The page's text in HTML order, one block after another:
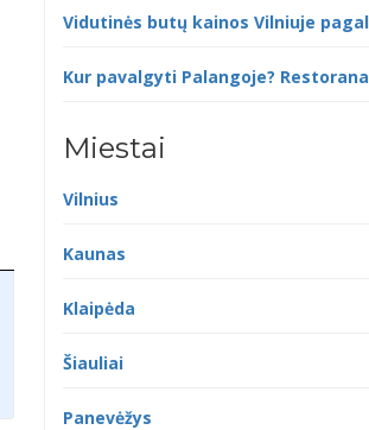
Vidutinės butų kainos Vilniuje
Kur pavalgyti Palangoje?
Miestai
Vilnius
Kaunas
Klaipėda
Šiauliai
Panevėžys